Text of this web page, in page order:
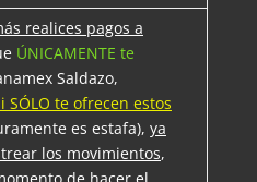
realices pagos a
ÚNICAMENTE te
Saldazo,
SÓLO te ofrecen estos
es estafa), ya
los movimientos,
de hacer el